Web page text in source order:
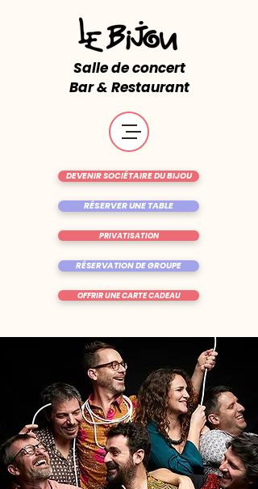
Salle de concert
Bar & Restaurant
RÉSERVER UNE TABLE
OFFRIR UNE CARTE CADEAU
DEVENIR SOCIÉTAIRE DU BIJOU
RÉSERVATION DE GROUPE
PRIVATISATION